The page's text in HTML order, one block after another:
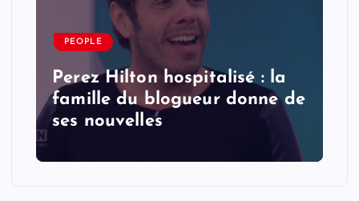
PEOPLE
Perez Hilton hospitalisé : la
famille du blogueur donne de
ses nouvelles